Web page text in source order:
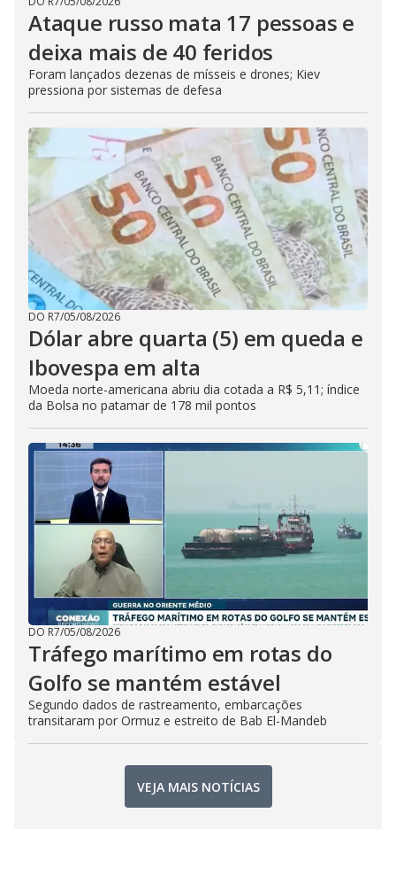
Ataque russo mata 17 pessoas e
deixa mais de 40 feridos
Foram lançados dezenas de mísseis e drones; Kiev
pressiona por sistemas de defesa
DO R7/05/08/2026
Dólar abre quarta (5) em queda e
Ibovespa em alta
Moeda norte-americana abriu dia cotada a R$ 5,11; índice
da Bolsa no patamar de 178 mil pontos
DO R7/05/08/2026
Tráfego marítimo em rotas do
Golfo se mantém estável
Segundo dados de rastreamento, embarcações
transitaram por Ormuz e estreito de Bab El-Mandeb
VEJA MAIS NOTÍCIAS